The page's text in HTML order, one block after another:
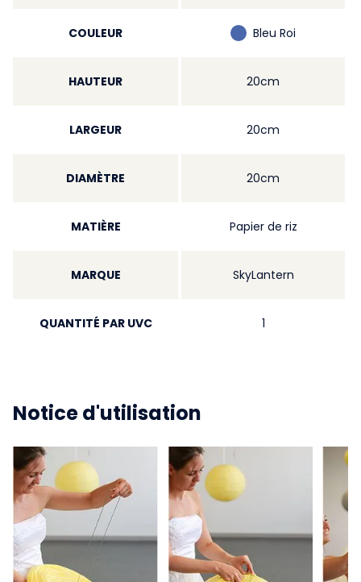
COULEUR Bleu Roi
HAUTEUR 20cm
LARGEUR 20cm
DIAMÈTRE 20cm
MATIÈRE Papier de riz
MARQUE SkyLantern
QUANTITÉ PAR UVC 1
Notice d'utilisation